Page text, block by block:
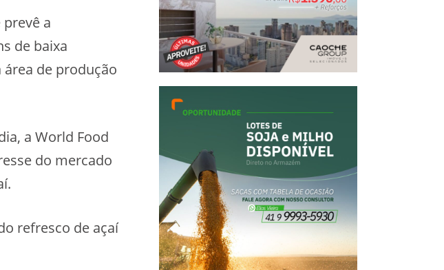
a
de baixa
de produção
a World Food
do mercado
refresco de açaí